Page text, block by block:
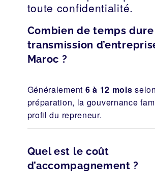
toute confidentialité.
Combien de temps
transmission
Maroc ?
Généralement 6 à 12 mois
préparation, la gouvernance
profil du repreneur.
Quel est le coût
d’accompagnement ?